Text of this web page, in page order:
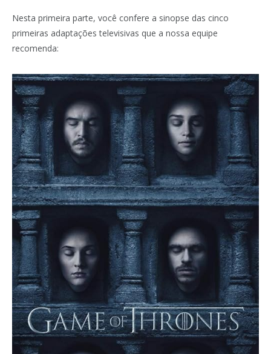
Nesta primeira parte, você confere a sinopse das cinco
primeiras adaptações televisivas que a nossa equipe
recomenda: